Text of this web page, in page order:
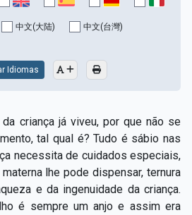
caridade não há salvação
os chamados, poucos os
▸
montanhas ▸
da última hora ▸
中文(大陆) 中文(台灣)
Idiomas
criança já viveu, por que não se
tal qual é? Tudo é sábio nas
necessita de cuidados especiais,
lhe pode dispensar, ternura
e da ingenuidade da criança.
é sempre um anjo e assim era